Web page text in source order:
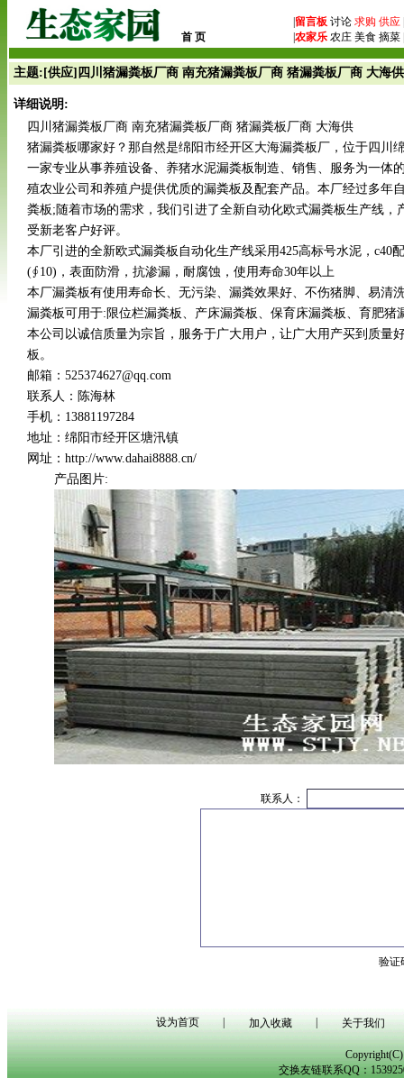
首 页
留言板 讨论 求购 供应
农家乐 农庄 美食 摘菜 |
主题:[供应]四川猪漏粪板厂商 南充猪漏粪板厂商 猪漏粪板厂商 大海供
详细说明:
四川猪漏粪板厂商 南充猪漏粪板厂商 猪漏粪板厂商 大海供
猪漏粪板哪家好？那自然是绵阳市经开区大海漏粪板厂，位于四川
一家专业从事养殖设备、养猪水泥漏粪板制造、销售、服务为一体
殖农业公司和养殖户提供优质的漏粪板及配套产品。本厂经过多年
粪板;随着市场的需求，我们引进了全新自动化欧式漏粪板生产线，
受新老客户好评。
本厂引进的全新欧式漏粪板自动化生产线采用425高标号水泥，c40
(∮10)，表面防滑，抗渗漏，耐腐蚀，使用寿命30年以上
本厂漏粪板有使用寿命长、无污染、漏粪效果好、不伤猪脚、易清
漏粪板可用于:限位栏漏粪板、产床漏粪板、保育床漏粪板、育肥猪
本公司以诚信质量为宗旨，服务于广大用户，让广大用产买到质量
板。
邮箱：525374627@qq.com
联系人：陈海林
手机：13881197284
地址：绵阳市经开区塘汛镇
网址：http://www.dahai8888.cn/
产品图片:
联系人：
验证
设为首页 加入收藏 关于我们
交换友链联系QQ：